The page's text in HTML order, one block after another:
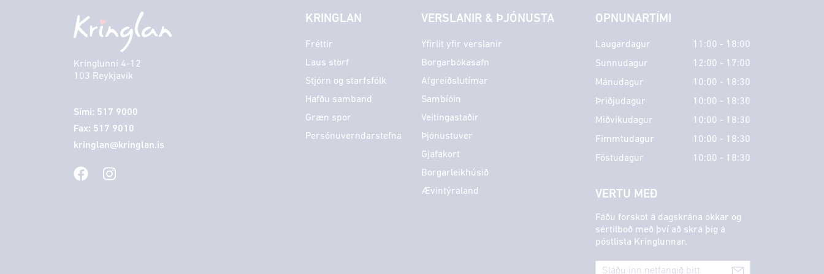
Kringlunni 4-12
103 Reykjavik
Sími: 517 9000
Fax: 517 9010
kringlan@kringlan.is
KRINGLAN
Fréttir
Laus störf
Stjórn og starfsfólk
Hafðu samband
Græn spor
Persónuverndarstefna
VERSLANIR & ÞJÓNUSTA
Yfirlit yfir verslanir
Borgarbókasafn
Afgreiðslutímar
Sambíóin
Veitingastaðir
Þjónustuver
Gjafakort
Borgarleikhúsið
Ævintýraland
OPNUNARTÍMI
Laugardagur
11:00 - 18:00
Sunnudagur
12:00 - 17:00
Mánudagur
10:00 - 18:30
Þriðjudagur
10:00 - 18:30
Miðvikudagur
10:00 - 18:30
Fimmtudagur
10:00 - 18:30
Föstudagur
10:00 - 18:30
VERTU MEÐ
Fáðu forskot á dagskrána okkar og
sértilboð með því að skrá þig á
póstlista Kringlunnar.